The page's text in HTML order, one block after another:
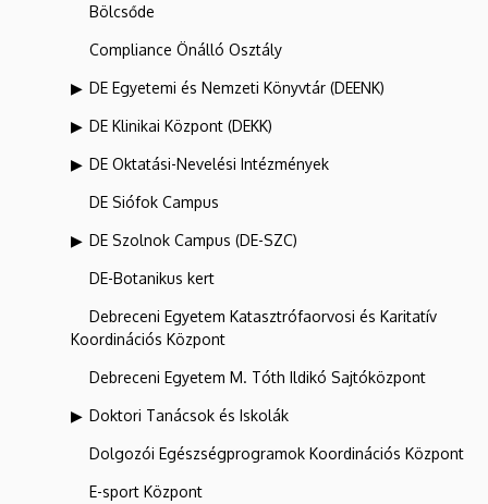
Bölcsőde
Compliance Önálló Osztály
DE Egyetemi és Nemzeti Könyvtár (DEENK)
DE Klinikai Központ (DEKK)
DE Oktatási-Nevelési Intézmények
DE Siófok Campus
DE Szolnok Campus (DE-SZC)
DE-Botanikus kert
Debreceni Egyetem Katasztrófaorvosi és Karitatív
Koordinációs Központ
Debreceni Egyetem M. Tóth Ildikó Sajtóközpont
Doktori Tanácsok és Iskolák
Dolgozói Egészségprogramok Koordinációs Központ
E-sport Központ